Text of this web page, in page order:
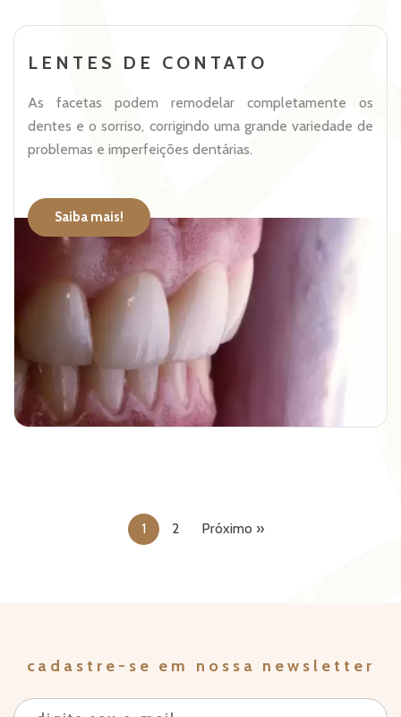
LENTES DE CONTATO
As facetas podem remodelar completamente os
dentes e o sorriso, corrigindo uma grande variedade de
problemas e imperfeições dentárias.
Saiba mais!
1 2 Próximo »
cadastre-se em nossa newsletter